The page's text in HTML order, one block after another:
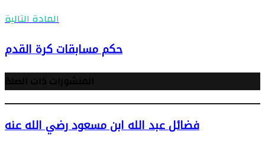
المادة التالية
حكم مسابقات كرة القدم
فضائل عبد الله ابن مسعود رضي الله عنه